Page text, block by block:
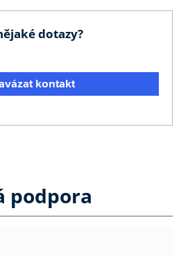
dotazy?
kontakt
podpora